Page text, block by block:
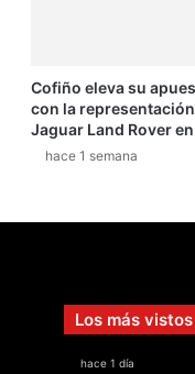
Cofiño eleva su
con la
Jaguar Land Rover
hace 1 semana
Los más vistos
hace 1 día